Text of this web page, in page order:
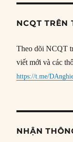
NCQT TRÊN
Theo dõi NCQT
viết mới và các
https://t.me/
NHẬN